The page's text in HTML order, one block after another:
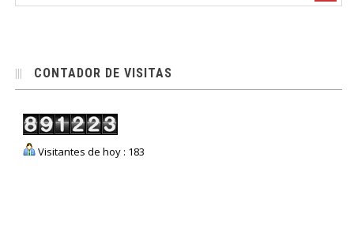
CONTADOR DE VISITAS
Visitantes de hoy : 183